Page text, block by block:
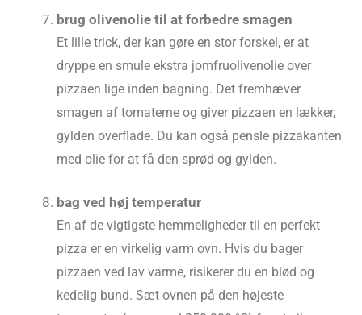
brug olivenolie til at forbedre smagen
Et lille trick, der kan gøre en stor forskel, er at
dryppe en smule ekstra jomfruolivenolie over
pizzaen lige inden bagning. Det fremhæver
smagen af tomaterne og giver pizzaen en lækker,
gylden overflade. Du kan også pensle pizzakanten
med olie for at få den sprød og gylden.
bag ved høj temperatur
En af de vigtigste hemmeligheder til en perfekt
pizza er en virkelig varm ovn. Hvis du bager
pizzaen ved lav varme, risikerer du en blød og
kedelig bund. Sæt ovnen på den højeste